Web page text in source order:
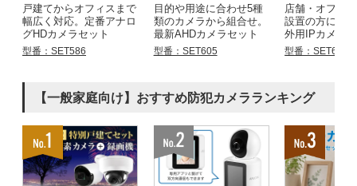
戸建てからオフィスまで
幅広く対応。定番アナロ
グHDカメラセット
型番：SET586
目的や用途に合わせ5種
類のカメラから組合せ。
最新AHDカメラセット
型番：SET605
店舗・オフィ
設置の方にお
外用IPカメラ
型番：SET683
【一般家庭向け】おすすめ防犯カメラランキング